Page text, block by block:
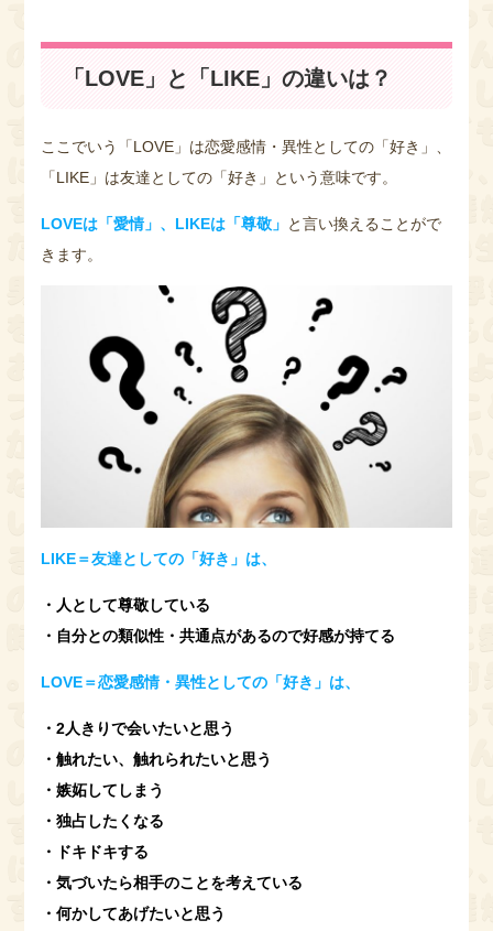
「LOVE」と「LIKE」の違いは？
ここでいう「LOVE」は恋愛感情・異性としての「好き」、
「LIKE」は友達としての「好き」という意味です。
LOVEは「愛情」、LIKEは「尊敬」 と言い換えることがで
きます。
LIKE＝友達としての「好き」は、
・人として尊敬している
・自分との類似性・共通点があるので好感が持てる
LOVE＝恋愛感情・異性としての「好き」は、
・2人きりで会いたいと思う
・触れたい、触れられたいと思う
・嫉妬してしまう
・独占したくなる
・ドキドキする
・気づいたら相手のことを考えている
・何かしてあげたいと思う